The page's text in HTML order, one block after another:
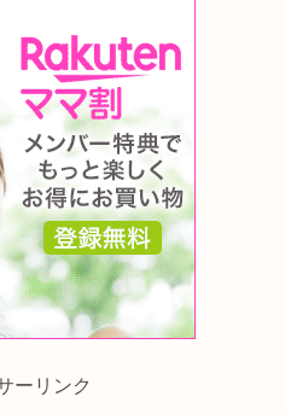
ーリンク